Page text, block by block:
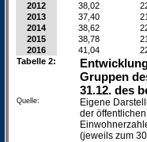
2012
38,02
2013
37,40
2014
38,62
2015
38,78
2016
41,04
Tabelle 2:
Gruppen
31.12. des
Quelle:
Eigene
der
(jeweils zum